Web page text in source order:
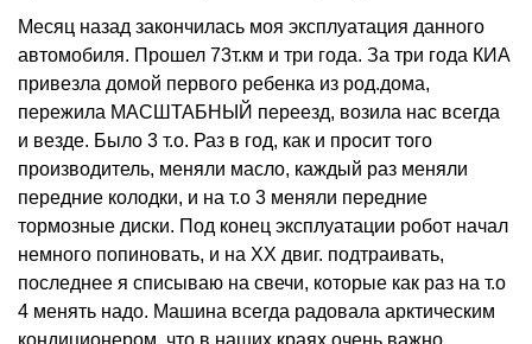
Месяц назад закончилась моя эксплуатация данного
автомобиля. Прошел 73т.км и три года. За три года КИА
привезла домой первого ребенка из род.дома,
пережила МАСШТАБНЫЙ переезд, возила нас всегда
и везде. Было 3 т.о. Раз в год, как и просит того
производитель, меняли масло, каждый раз меняли
передние колодки, и на т.о 3 меняли передние
тормозные диски. Под конец эксплуатации робот начал
немного попиновать, и на ХХ двиг. подтраивать,
последнее я списываю на свечи, которые как раз на т.о
4 менять надо. Машина всегда радовала арктическим
кондиционером, что в наших краях очень важно....